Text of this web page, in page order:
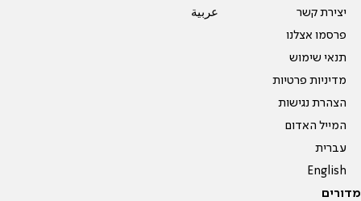
יצירת קשר
פרסמו אצלנו
תנאי שימוש
מדיניות פרטיות
הצהרת נגישות
המייל האדום
עברית
English
عربية
מדורים